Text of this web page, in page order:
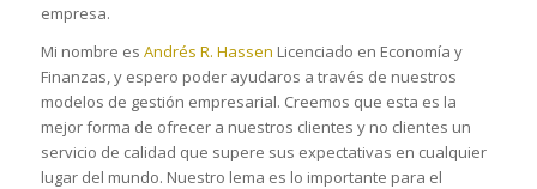
empresa.
Mi nombre es Andrés R. Hassen Licenciado en Economía y
Finanzas, y espero poder ayudaros a través de nuestros
modelos de gestión empresarial. Creemos que esta es la
mejor forma de ofrecer a nuestros clientes y no clientes un
servicio de calidad que supere sus expectativas en cualquier
lugar del mundo. Nuestro lema es lo importante para el